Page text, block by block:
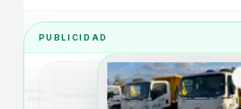
PUBLICIDAD